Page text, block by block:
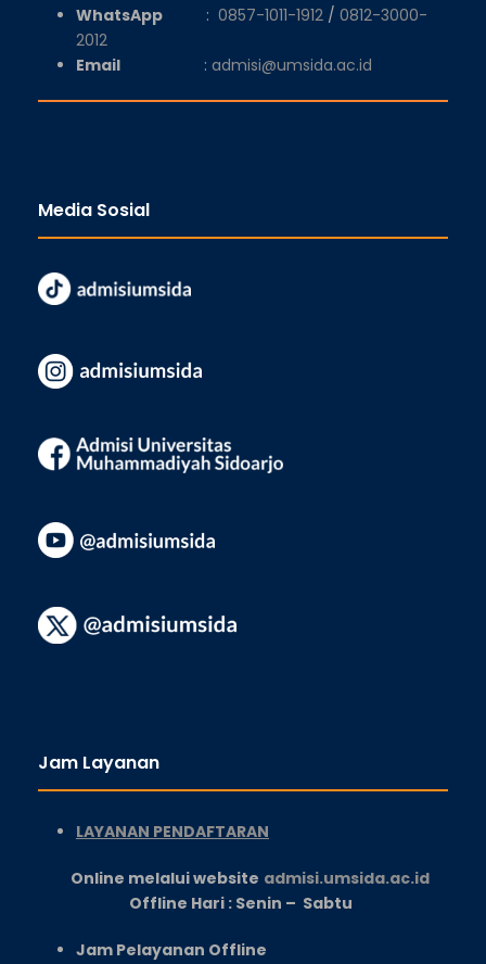
WhatsApp : 0857-1011-1912 / 0812-3000-
2012
Email
: admisi@umsida.ac.id
Media Sosial
Jam Layanan
LAYANAN PENDAFTARAN
Online melalui website admisi.umsida.ac.id
Offline Hari : Senin – Sabtu
Jam Pelayanan Offline